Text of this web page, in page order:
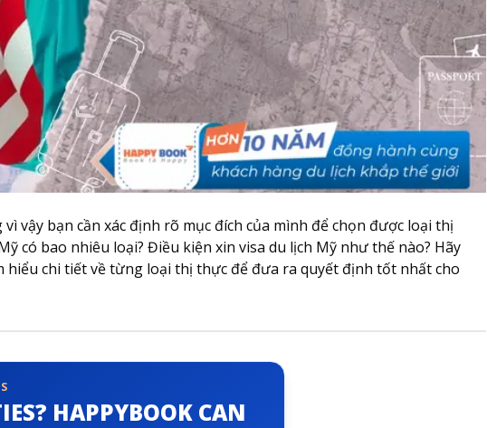
vì vậy bạn cần xác định rõ mục đích của mình để chọn được loại thị
có bao nhiêu loại? Điều kiện xin visa du lịch Mỹ như thế nào? Hãy
hiểu chi tiết về từng loại thị thực để đưa ra quyết định tốt nhất cho
HAPPYBOOK CAN